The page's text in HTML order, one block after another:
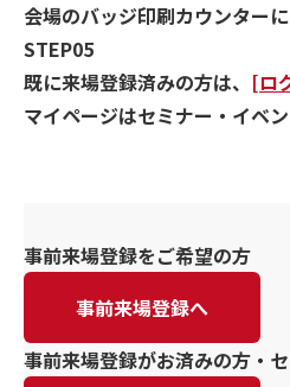
会場のバッジ印刷カウンター
STEP05
既に来場登録済みの方は、 [ロ
マイページはセミナー・イベ
事前来場登録をご希望の方
事前来場登録へ
事前来場登録がお済みの方・